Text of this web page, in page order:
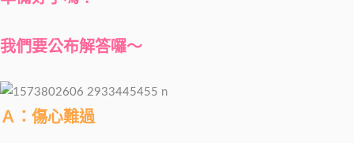
我們要公布解答囉～
Ａ：傷心難過